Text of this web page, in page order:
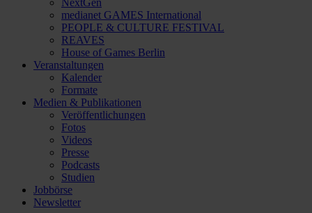
NextGen
medianet GAMES International
PEOPLE & CULTURE FESTIVAL
REAVES
House of Games Berlin
Veranstaltungen
Kalender
Formate
Medien & Publikationen
Veröffentlichungen
Fotos
Videos
Presse
Podcasts
Studien
Jobbörse
Newsletter